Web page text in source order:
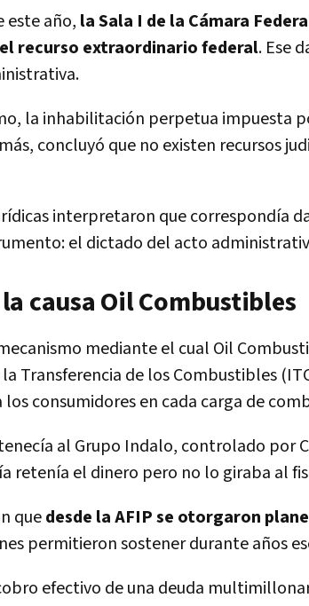
este año, la Sala I de la Cámara
recurso extraordinario federal. Ese
la inhabilitación perpetua impuesta
concluyó que no existen recursos
interpretaron que correspondía
el dictado del acto
causa Oil Combustibles
mediante el cual Oil
Transferencia de los Combustibles
consumidores en cada carga de
al Grupo Indalo, controlado por
retenía el dinero pero no lo giraba al
quedesde la AFIP se otorgaron
permitieron sostener durante años
efectivo de una deuda